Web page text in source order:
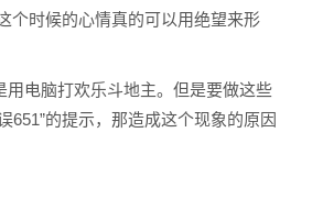
个时候的心情真的可以用绝望来形
电脑打欢乐斗地主。但是要做这些
651”的提示，那造成这个现象的原因